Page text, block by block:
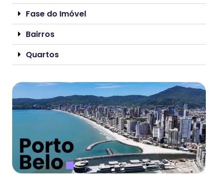
Fase do Imóvel
Bairros
Quartos